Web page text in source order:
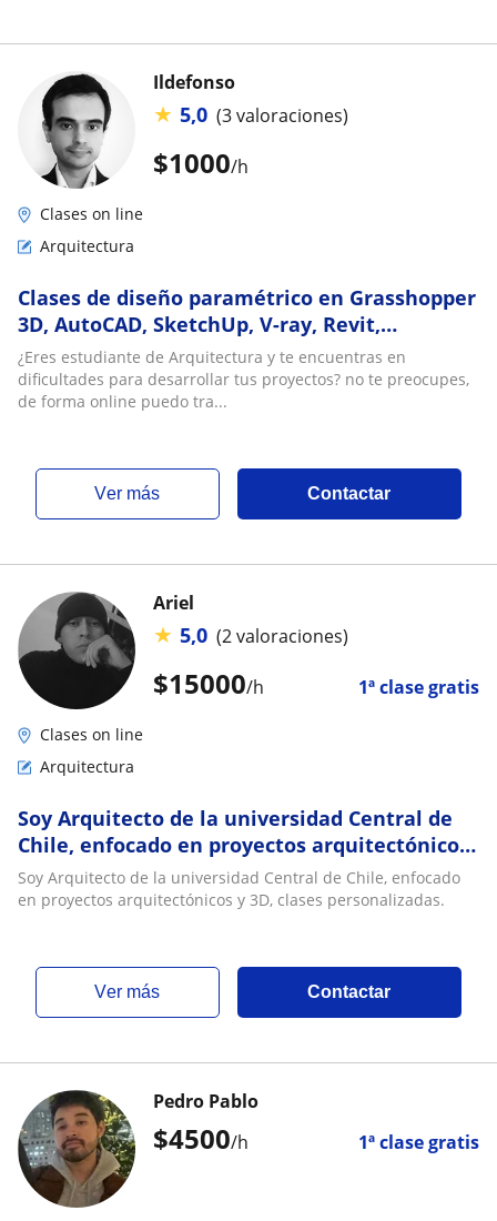
$1000/h
Ildefonso
★ 5,0 (3 valoraciones)
Clases on line
Arquitectura
Clases de diseño paramétrico en Grasshopper
3D, AutoCAD, SketchUp, V-ray, Revit,
Photoshop
¿Eres estudiante de Arquitectura y te encuentras en
dificultades para desarrollar tus proyectos? no te preocupes,
de forma online puedo tra...
ver más Contactar
$15000/h 1ª clase gratis
Ariel
★ 5,0 (2 valoraciones)
Clases on line
Arquitectura
Soy Arquitecto de la universidad Central de
Chile, enfocado en proyectos arquitectónicos
y 3D, clases personalizadas
Soy Arquitecto de la universidad Central de Chile, enfocado
en proyectos arquitectónicos y 3D, clases personalizadas.
ver más Contactar
$4500/h 1ª clase gratis
Pedro Pablo